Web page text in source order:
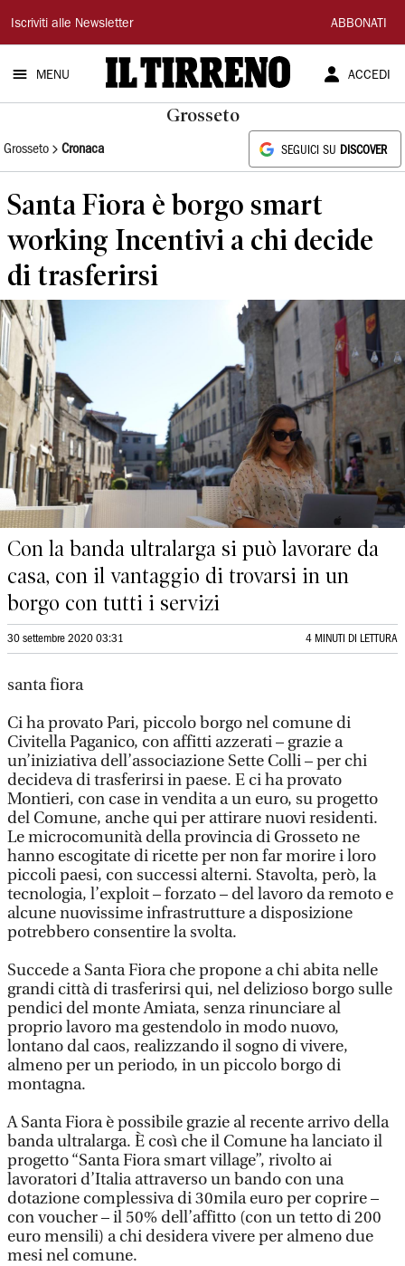
Il
Tirreno
Iscriviti alle Newsletter ABBONATI
MENU ACCEDI
Grosseto
Grosseto Cronaca SEGUICI SU DISCOVER
Santa Fiora è borgo smart
working Incentivi a chi decide
di trasferirsi
Con la banda ultralarga si può lavorare da
casa, con il vantaggio di trovarsi in un
borgo con tutti i servizi
30 settembre 2020 03:31 4 MINUTI DI LETTURA
santa fiora
Ci ha provato Pari, piccolo borgo nel comune di
Civitella Paganico, con affitti azzerati – grazie a
un’iniziativa dell’associazione Sette Colli – per chi
decideva di trasferirsi in paese. E ci ha provato
Montieri, con case in vendita a un euro, su progetto
del Comune, anche qui per attirare nuovi residenti.
Le microcomunità della provincia di Grosseto ne
hanno escogitate di ricette per non far morire i loro
piccoli paesi, con successi alterni. Stavolta, però, la
tecnologia, l’exploit – forzato – del lavoro da remoto e
alcune nuovissime infrastrutture a disposizione
potrebbero consentire la svolta.
Succede a Santa Fiora che propone a chi abita nelle
grandi città di trasferirsi qui, nel delizioso borgo sulle
pendici del monte Amiata, senza rinunciare al
proprio lavoro ma gestendolo in modo nuovo,
lontano dal caos, realizzando il sogno di vivere,
almeno per un periodo, in un piccolo borgo di
montagna.
A Santa Fiora è possibile grazie al recente arrivo della
banda ultralarga. È così che il Comune ha lanciato il
progetto “Santa Fiora smart village”, rivolto ai
lavoratori d’Italia attraverso un bando con una
dotazione complessiva di 30mila euro per coprire –
con voucher – il 50% dell’affitto (con un tetto di 200
euro mensili) a chi desidera vivere per almeno due
mesi nel comune.